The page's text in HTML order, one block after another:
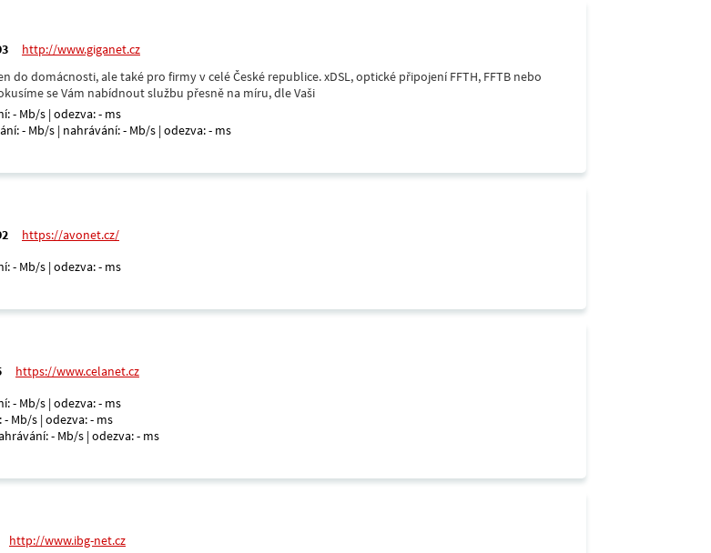
http://www.giganet.cz
domácnosti, ale také pro firmy v celé České republice. xDSL, optické připojení FFTH, FFTB nebo
se Vám nabídnout službu přesně na míru, dle Vaši
- Mb/s | odezva: - ms
- Mb/s | nahrávání: - Mb/s | odezva: - ms
https://avonet.cz/
- Mb/s | odezva: - ms
https://www.celanet.cz
- Mb/s | odezva: - ms
Mb/s | odezva: - ms
- Mb/s | odezva: - ms
http://www.ibg-net.cz